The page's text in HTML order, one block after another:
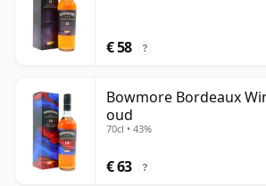
€ 58 ?
Bowmore Bordeaux
oud
70cl • 43%
€ 63 ?